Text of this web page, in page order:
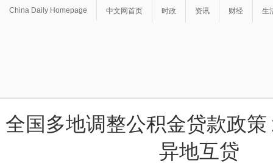
China Daily Homepage 中文网首页 时政 资讯 财经 生
全国多地调整公积金贷款政
异地互贷